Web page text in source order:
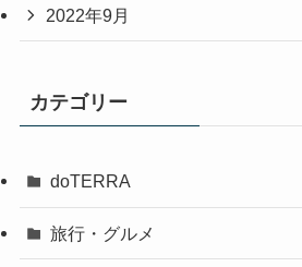
2022年9月
カテゴリー
doTERRA
旅行・グルメ